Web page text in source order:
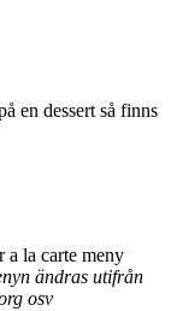
en dessert så finns
a la carte meny
ändras utifrån
osv